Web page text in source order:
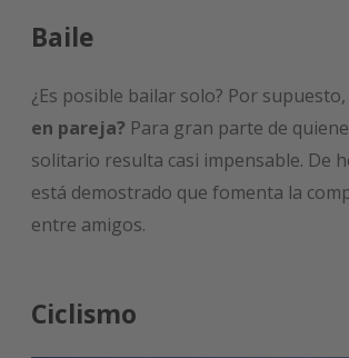
Baile
¿Es posible bailar solo? Por
en pareja? Para gran parte de
solitario resulta casi impensable. De
está demostrado que fomenta la
entre amigos.
Ciclismo